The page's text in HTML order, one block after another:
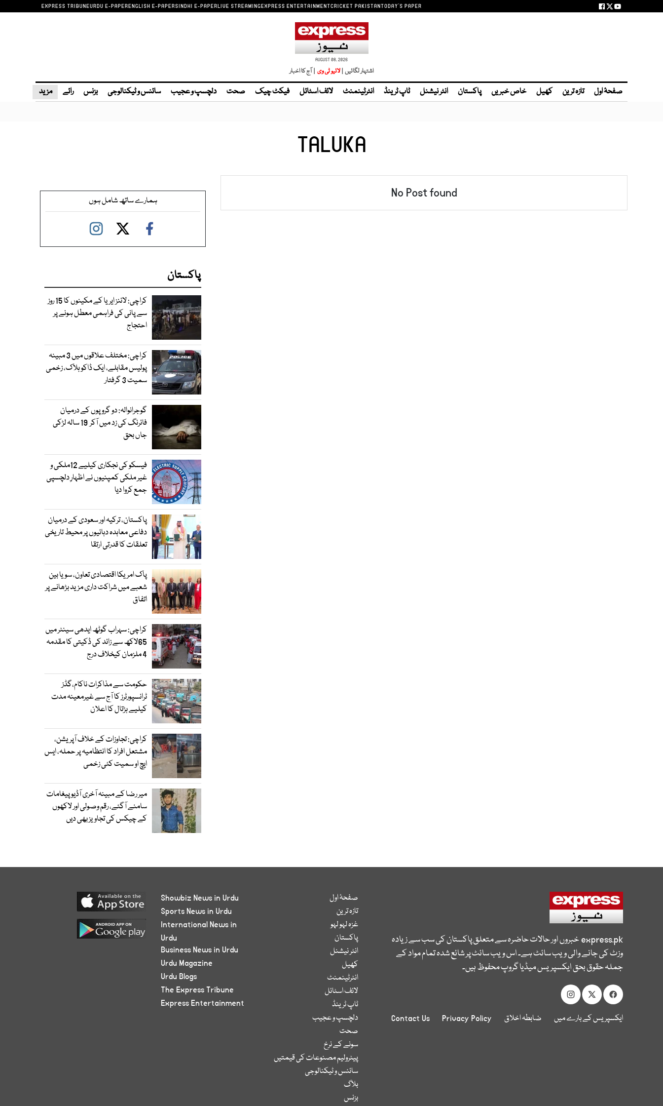
EXPRESS TRIBUNEURDU E-PAPERENGLISH E-PAPERSINDHI E-PAPERLIVE STREAMINGEXPRESS ENTERTAINMENTCRICKET PAKISTANTODAY'S PAPER
AUGUST 08, 2026
اشتہار لگائیں | | آج کا اخبار
صفحۂ اول تازہ ترین کھیل خاص خبریں پاکستان انٹر نیشنل ٹاپ ٹرینڈ انٹرٹینمنٹ لائف اسٹائل فیکٹ چیک صحت دلچسپ و عجیب سائنس و ٹیکنالوجی بزنس رائے مزید
TALUKA
No Post found ہمارے ساتھ شامل ہوں
پاکستان
کراچی: لائنز ایریا کے مکینوں کا 15 روز
سے پانی کی فراہمی معطل ہونے پر
احتجاج
کراچی: مختلف علاقوں میں 3 مبینہ
پولیس مقابلے، ایک ڈاکو ہلاک، زخمی
سمیت 3 گرفتار
گوجرانوالہ: دو گروپوں کے درمیان
فائرنگ کی زد میں آکر 19 سالہ لڑکی
جاں بحق
فیسکو کی نجکاری کیلیے 12ملکی و
غیر ملکی کمپنیوں نے اظہارِ دلچسپی
جمع کروا دیا
پاکستان، ترکیہ اور سعودی کے درمیان
دفاعی معاہدہ دہائیوں پر محیط تاریخی
تعلقات کا قدرتی ارتقا
پاک امریکا اقتصادی تعاون، سویا بین
شعبے میں شراکت داری مزید بڑھانے پر
اتفاق
کراچی: سہراب گوٹھ ایدھی سینٹر میں
65لاکھ سے زائد کی ڈکیتی کا مقدمہ
4 ملزمان کیخلاف درج
حکومت سے مذاکرات ناکام،گڈز
ٹرانسپورٹرز کا آج سے غیرمعینہ مدت
کیلیے ہڑتال کا اعلان
کراچی: تجاوزات کے خلاف آپریشن،
مشتعل افراد کا انتظامیہ پر حملہ، ایس
ایچ او سمیت کئی زخمی
میر رضا کے مبینہ آخری آڈیو پیغامات
سامنے آگئے، رقم وصولی اور لاکھوں
کے چیکس کی تجاویز بھی دیں
express.pkخبروں اور حالات حاضرہ سے متعلق پاکستان کی سب سے زیادہ
وزٹ کی جانے والی ویب سائٹ ہے۔ اس ویب سائٹ پر شائع شدہ تمام مواد کے
جملہ حقوق بحق ایکسپریس میڈیا گروپ محفوظ ہیں۔
ایکسپریس کے بارے میں ضابطہ اخلاق Privacy Policy
Contact Us
صفحۂ اول
تازہ ترین
غزہ لہو لہو
پاکستان
انٹر نیشنل
کھیل
انٹرٹینمنٹ
لائف اسٹائل
ٹاپ ٹرینڈ
دلچسپ و عجیب
صحت
سونے کے نرخ
پیٹرولیم مصنوعات کی قیمتیں
سائنس و ٹیکنالوجی
بلاگ
بزنس
Showbiz News in Urdu
Sports News in Urdu
International News in
Urdu
Business News in Urdu
Urdu Magazine
Urdu Blogs
The Express Tribune
Express Entertainment